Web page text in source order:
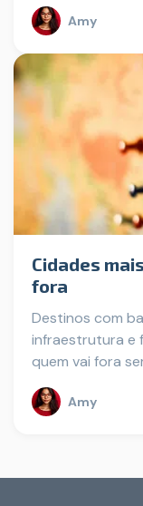
Amy
Cidades
fora
Destinos com
infraestrutura e
quem vai fora
Amy